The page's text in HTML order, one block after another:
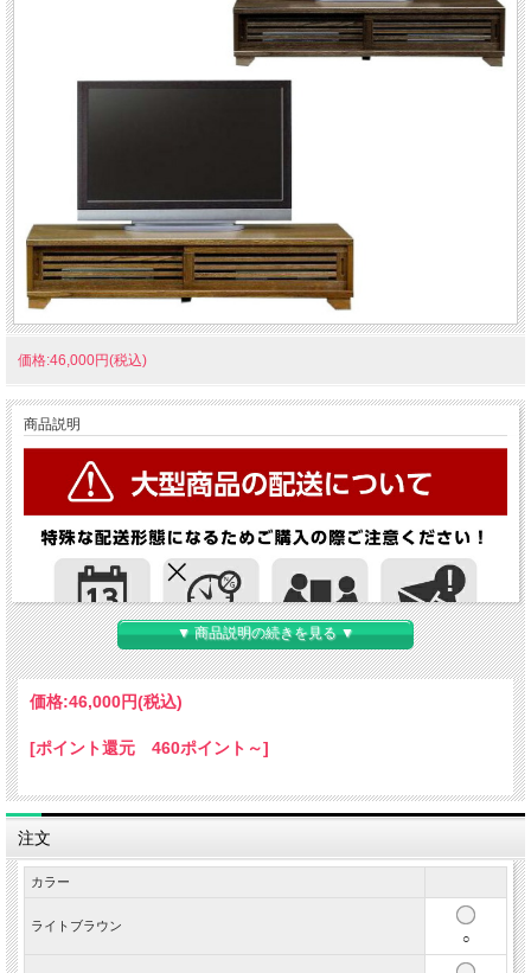
価格:46,000円(税込)
商品説明
▼ 商品説明の続きを見る ▼
価格:46,000円(税込)
[ポイント還元 460ポイント～]
注文
カラー
ライトブラウン
○